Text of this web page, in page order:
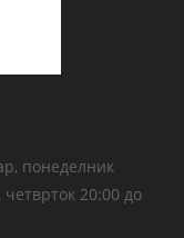
понеделник
20:00 до